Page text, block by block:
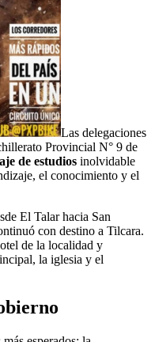
Las delegaciones
Provincial N° 9 de
de estudios inolvidable
el conocimiento y el
El Talar hacia San
con destino a Tilcara.
de la localidad y
la iglesia y el